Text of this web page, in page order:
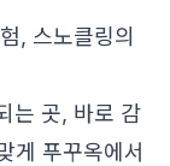
, 스노클링의
는 곳, 바로 감
게 푸꾸옥에서